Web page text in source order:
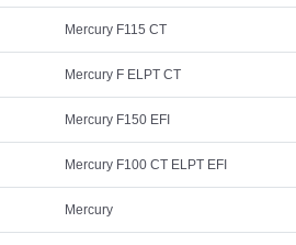
Mercury F115 CT
Mercury F ELPT CT
Mercury F150 EFI
Mercury F100 CT ELPT EFI
Mercury